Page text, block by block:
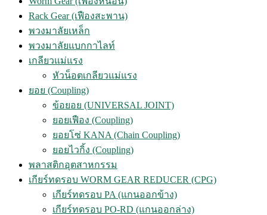
Rack Gear (เฟืองสะพาน)
พวงมาลัยเหล็ก
พวงมาลัยแบกกาไลท์
เกลียวแม่แรง
หัวน็อตเกลียวแม่แรง
ยอย (Coupling)
ข้อยอย (UNIVERSAL JOINT)
ยอยเฟือง (Coupling)
ยอยโซ่ KANA (Chain Coupling)
ยอยไวกิ้ง (Coupling)
พลาสติกอุตสาหกรรม
เกียร์ทดรอบ WORM GEAR REDUCER (CPG)
เกียร์ทดรอบ PA (แกนออกข้าง)
เกียร์ทดรอบ PO-RD (แกนออกล่าง)